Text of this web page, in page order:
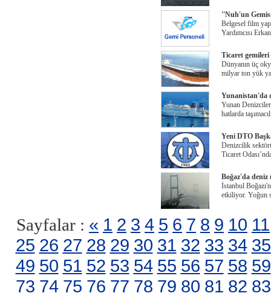
''Nuh'un
Belgesel film
Yardımcısı
Ticaret
Dünyanın üç
milyar ton yük
Yunanistan'da
Yunan
hatlarda
Yeni DTO
Denizcilik
Ticaret
Boğaz'da deniz
İstanbul
etkiliyor. Yoğun
Sayfalar : « 1 2 3 4 5 6 7 8 9 10 11
25 26 27 28 29 30 31 32 33 34 35
49 50 51 52 53 54 55 56 57 58 59
73 74 75 76 77 78 79 80 81 82 83